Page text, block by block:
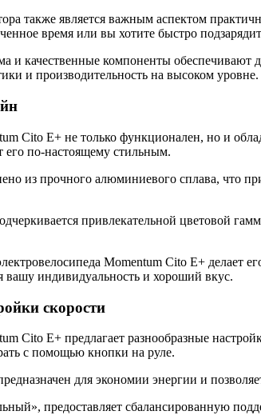
также является важным аспектом
время или вы хотите быстро
и качественные компоненты обеспечивают
и производительность на высоком уровне.
Cito E+ не только функционален, но и
его по-настоящему стильным.
из прочного алюминиевого сплава, что
привлекательной цветовой
Momentum Cito E+ делает
индивидуальность и хороший вкус.
скорости
Cito E+ предлагает разнообразные
с помощью кнопки на руле.
для экономии энергии и
предоставляет сбалансированную